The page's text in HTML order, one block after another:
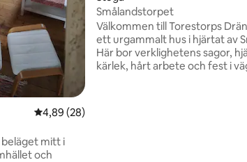
4,89 av 5 i genomsnittligt betyg, 28
4,89 (28)
mitt i
och
Smålandstorpet
Välkommen till Torestorps
ett urgammalt hus i hjärtat av
Här bor verklighetens sagor,
kärlek, hårt arbete och fest i